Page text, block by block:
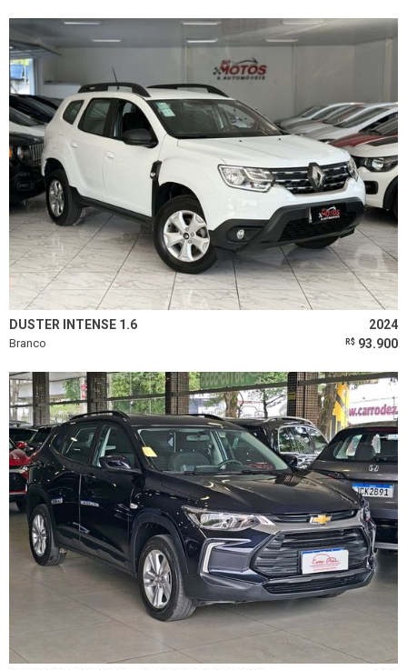
DUSTER INTENSE 1.6 2024
Branco R$ 93.900